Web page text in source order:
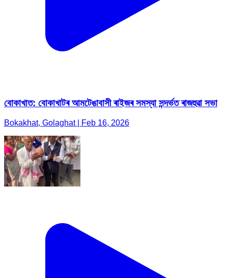
বোকাখাত: বোকাখাটৰ আমটেঙাবাসী ৰাইজৰ সমস্যা সন্দৰ্ভত ৰাজহুৱা সভা
Bokakhat, Golaghat | Feb 16, 2026